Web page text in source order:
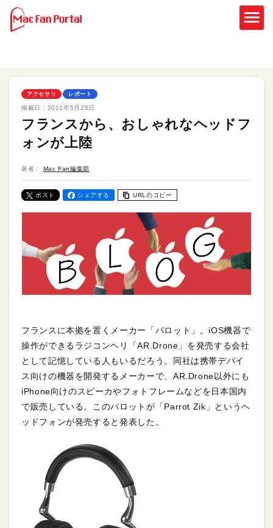
アクセサリ レポート
掲載日： 2012年5月25日
フランスから、おしゃれなヘッドフ
ォンが上陸
著者： Mac Fan編集部
ポスト シェアする URLのコピー
フランスに本拠を置くメーカー「パロット」。iOS機器で
操作ができるラジコンヘリ「AR.Drone」を発売する会社
として記憶している人もいるだろう。同社は携帯デバイ
ス向けの機器を開発するメーカーで、AR.Drone以外にも
iPhone向けのスピーカやフォトフレームなどを日本国内
で販売している。このパロットが「Parrot Zik」というヘ
ッドフォンが発売すると発表した。